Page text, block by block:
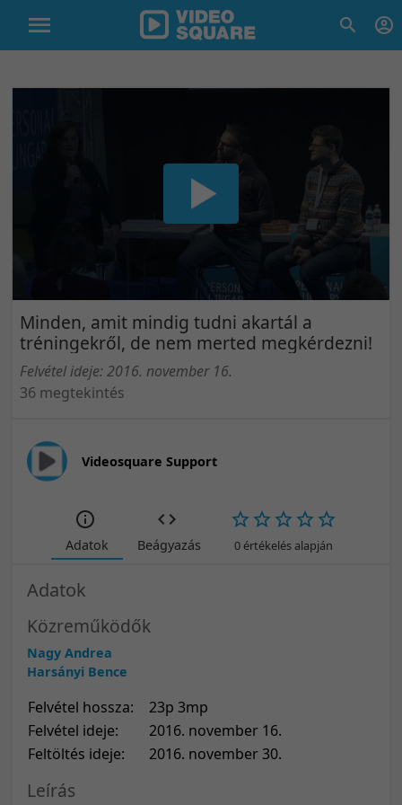
Minden, amit mindig tudni akartál a
tréningekről, de nem merted megkérdezni!
Felvétel ideje: 2016. november 16.
36 megtekintés
Videosquare Support
Adatok Beágyazás 0 értékelés alapján
Adatok
Közreműködők
Nagy Andrea
Harsányi Bence
Felvétel hossza:
23p 3mp
Felvétel ideje:
2016. november 16.
Feltöltés ideje:
2016. november 30.
Leírás